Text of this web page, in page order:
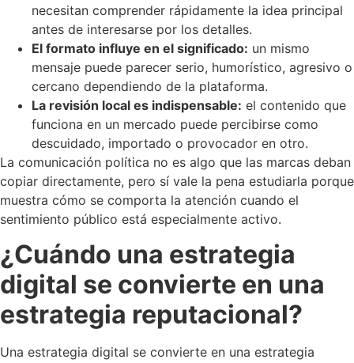
necesitan comprender rápidamente la idea principal
antes de interesarse por los detalles.
El formato influye en el significado: un mismo
mensaje puede parecer serio, humorístico, agresivo o
cercano dependiendo de la plataforma.
La revisión local es indispensable: el contenido que
funciona en un mercado puede percibirse como
descuidado, importado o provocador en otro.
La comunicación política no es algo que las marcas deban
copiar directamente, pero sí vale la pena estudiarla porque
muestra cómo se comporta la atención cuando el
sentimiento público está especialmente activo.
¿Cuándo una estrategia
digital se convierte en una
estrategia reputacional?
Una estrategia digital se convierte en una estrategia